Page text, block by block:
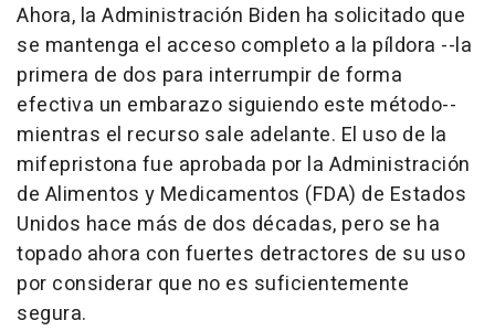
Ahora, la Administración Biden ha solicitado que
se mantenga el acceso completo a la píldora --la
primera de dos para interrumpir de forma
efectiva un embarazo siguiendo este método--
mientras el recurso sale adelante. El uso de la
mifepristona fue aprobada por la Administración
de Alimentos y Medicamentos (FDA) de Estados
Unidos hace más de dos décadas, pero se ha
topado ahora con fuertes detractores de su uso
por considerar que no es suficientemente
segura.